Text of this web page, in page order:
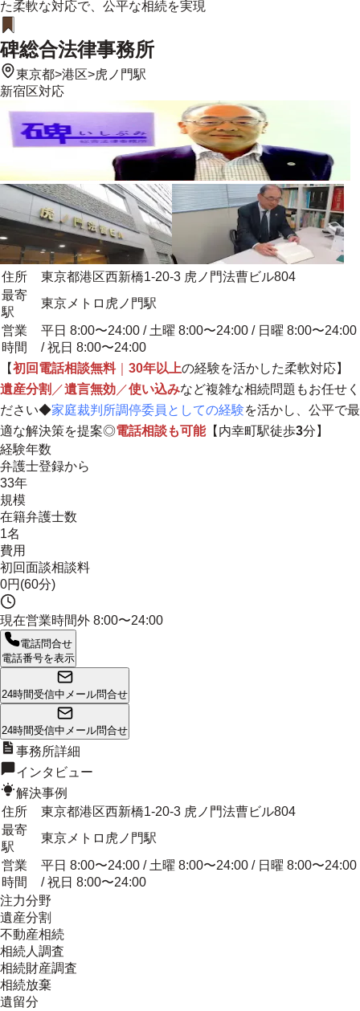
た柔軟な対応で、公平な相続を実現
碑総合法律事務所
東京都>港区>虎ノ門駅
新宿区対応
住所
東京都港区西新橋1-20-3 虎ノ門法曹ビル804
最寄
駅
東京メトロ虎ノ門駅
営業
時間
平日 8:00〜24:00 / 土曜 8:00〜24:00 / 日曜 8:00〜24:00
/ 祝日 8:00〜24:00
【初回電話相談無料｜ 30年以上の経験を活かした柔軟対応】
遺産分割 ／遺言無効 ／使い込みなど複雑な相続問題もお任せく
ださい◆家庭裁判所調停委員としての経験を活かし、 公平で最
適な解決策を提案◎電話相談も可能【内幸町駅徒歩3分】
経験年数
弁護士登録から
33年
規模
在籍弁護士数
1名
費用
初回面談相談料
0円(60分)
現在営業時間外 8:00〜24:00
電話問合せ
電話番号を表示
24時間受信中 メール問合せ
24時間受信中 メール問合せ
事務所詳細
インタビュー
解決事例
住所
東京都港区西新橋1-20-3 虎ノ門法曹ビル804
最寄
駅
東京メトロ虎ノ門駅
営業
時間
平日 8:00〜24:00 / 土曜 8:00〜24:00 / 日曜 8:00〜24:00
/ 祝日 8:00〜24:00
注力分野
遺産分割
不動産相続
相続人調査
相続財産調査
相続放棄
遺留分